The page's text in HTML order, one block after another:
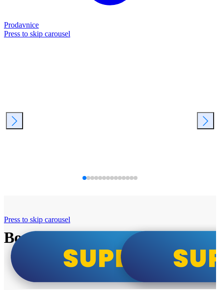
Prodavnice
Press to skip carousel
Bosch super cene
Press to skip carousel